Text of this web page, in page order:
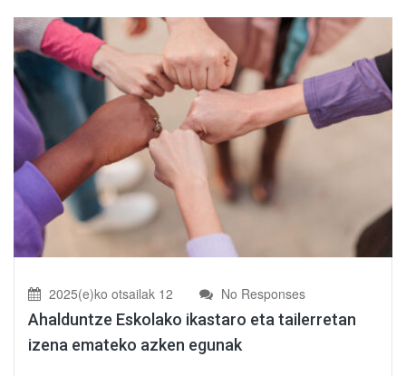
2025(e)ko otsailak 12 No Responses
Ahalduntze Eskolako ikastaro eta tailerretan
izena emateko azken egunak